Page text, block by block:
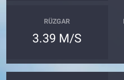
RÜZGAR
3.39 M/S